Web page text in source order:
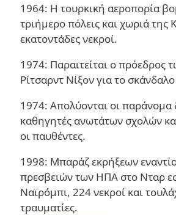
1964: Η τουρκική αεροπορία
τριήμερο πόλεις και χωριά της
εκατοντάδες νεκροί.
1974: Παραιτείται ο πρόεδρος
Ρίτσαρντ Νίξον για το
1974: Απολύονται οι παράνομα
καθηγητές ανωτάτων σχολών
οι παυθέντες.
1998: Μπαράζ εκρήξεων
πρεσβειών των ΗΠΑ στο Νταρ
Ναϊρόμπι, 224 νεκροί και
τραυματίες.